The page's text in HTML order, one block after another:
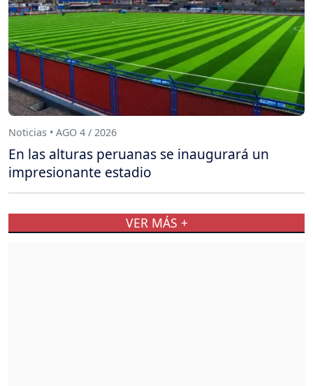
Noticias • AGO 4 / 2026
En las alturas peruanas se inaugurará un
impresionante estadio
VER MÁS +